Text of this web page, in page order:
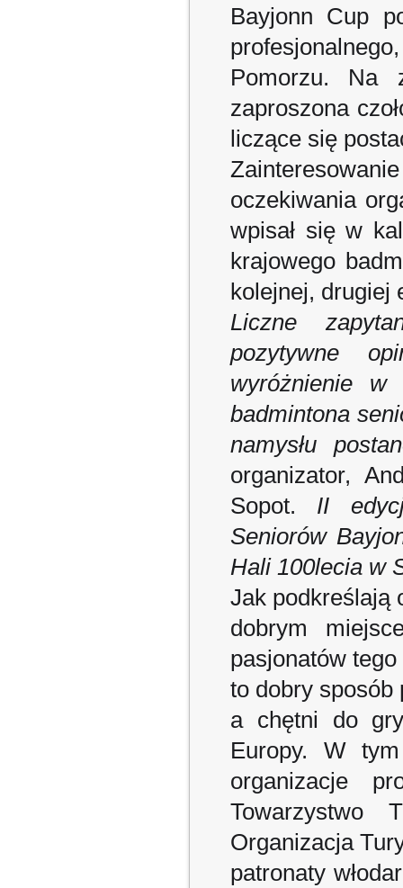
Bayjonn Cup
Pomorzu. Na
zaproszona
liczące się
oczekiwania
wpisał się w
krajowego
kolejnej, drugiej
Liczne
pozytywne
wyróżnienie w
badmintona
namysłu
organizator,
Sopot. II
Seniorów
Hali 100lecia w
Jak podkreślają
dobrym
pasjonatów
to dobry sposób
a chętni do
Europy. W
organizacje
Towarzystwo
Organizacja
patronaty